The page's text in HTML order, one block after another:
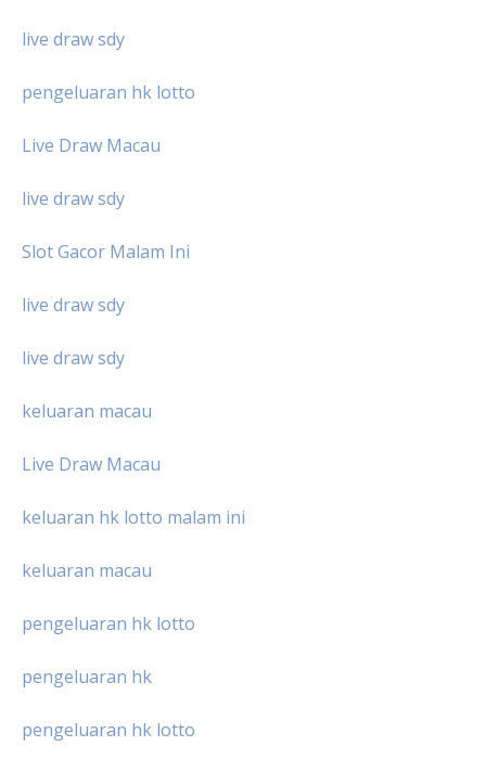
live draw sdy
pengeluaran hk lotto
Live Draw Macau
live draw sdy
Slot Gacor Malam Ini
live draw sdy
live draw sdy
keluaran macau
Live Draw Macau
keluaran hk lotto malam ini
keluaran macau
pengeluaran hk lotto
pengeluaran hk
pengeluaran hk lotto